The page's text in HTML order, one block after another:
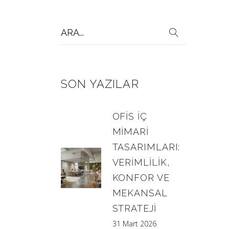
for:
SON YAZILAR
OFIS İÇ
MIMARI
TASARIMLARI:
VERIMLILIK,
KONFOR VE
MEKANSAL
STRATEJI
31 Mart 2026